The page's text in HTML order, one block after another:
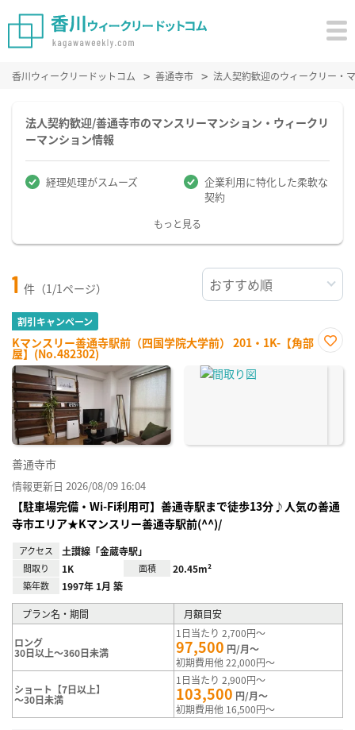
香川ウィークリードットコム 善通寺市 法人契約歓迎のウィークリー・
法人契約歓迎/善通寺市のマンスリーマンション・ウィークリ
ーマンション情報
経理処理がスムーズ
企業利用に特化した柔軟な
契約
もっと見る
1 件（1/1ページ）
割引キャンペーン
Kマンスリー善通寺駅前（四国学院大学前） 201・1K-【角部
屋】(No.482302)
に入
善通寺市
情報更新日 2026/08/09 16:04
【駐車場完備・Wi-Fi利用可】善通寺駅まで徒歩13分♪人気の善通
寺市エリア★Kマンスリー善通寺駅前(^^)/
アクセス 土讃線「金蔵寺駅」
間取り 1K 面積 20.45m²
築年数 1997年 1月 築
プラン名・期間 月額目安
ロング
30日以上～360日未満
1日当たり 2,700円～
97,500 円/月～
初期費用他 22,000円～
ショート【7日以上】
～30日未満
1日当たり 2,900円～
103,500 円/月～
初期費用他 16,500円～